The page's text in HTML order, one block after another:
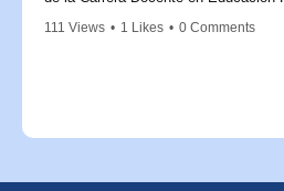
educadoras y educadores,
111 Views • 1 Likes • 0 Comments